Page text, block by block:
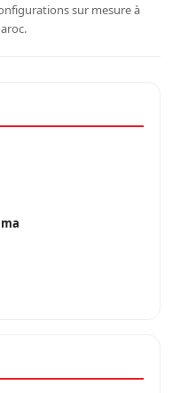
sur mesure à